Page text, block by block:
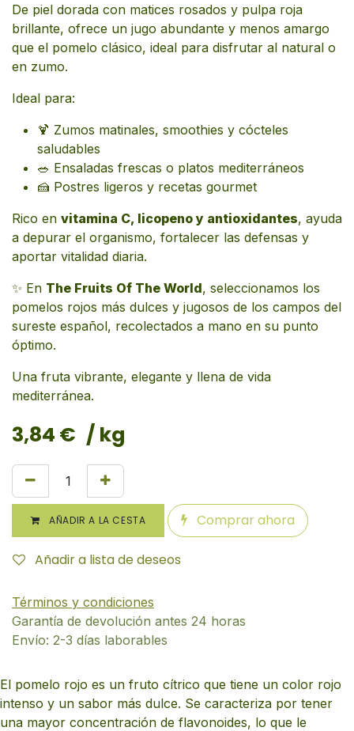
De piel dorada con matices rosados y pulpa roja
brillante, ofrece un jugo abundante y menos amargo
que el pomelo clásico, ideal para disfrutar al natural o
en zumo.
Ideal para:
🍹 Zumos matinales, smoothies y cócteles
saludables
🥗 Ensaladas frescas o platos mediterráneos
🍰 Postres ligeros y recetas gourmet
Rico en vitamina C, licopeno y antioxidantes, ayuda
a depurar el organismo, fortalecer las defensas y
aportar vitalidad diaria.
✨ En The Fruits Of The World, seleccionamos los
pomelos rojos más dulces y jugosos de los campos del
sureste español, recolectados a mano en su punto
óptimo.
Una fruta vibrante, elegante y llena de vida
mediterránea.
3,84 € / kg
AÑADIR A LA CESTA Comprar ahora
Añadir a lista de deseos
Términos y condiciones
Garantía de devolución antes 24 horas
Envío: 2-3 días laborables
El pomelo rojo es un fruto cítrico que tiene un color rojo
intenso y un sabor más dulce. Se caracteriza por tener
una mayor concentración de flavonoides, lo que le